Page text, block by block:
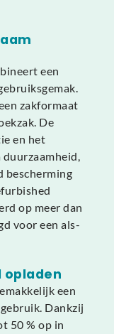
een
zakformaat
De
en het
bescherming
op meer dan
voor een als-
opladen
een
Dankzij
50 % op in